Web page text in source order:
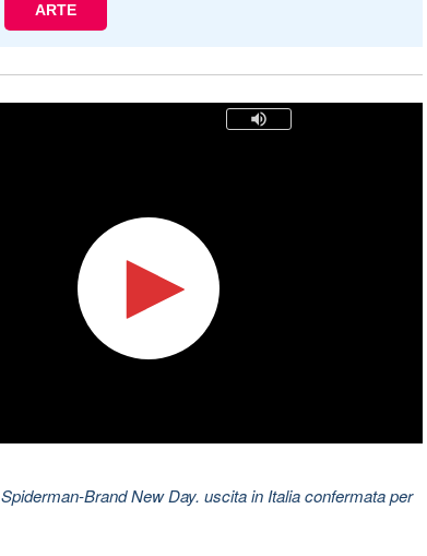
ARTE
Spiderman-Brand New Day. uscita in Italia confermata per